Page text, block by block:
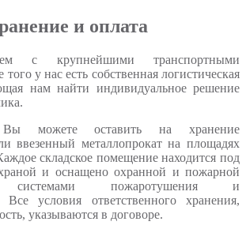
и оплата
с крупнейшими транспортными
у нас есть собственная логистическая
нам найти индивидуальное решение
можете оставить на хранение
ввезенный металлопрокат на площадях
складское помещение находится под
и оснащено охранной и пожарной
системами пожаротушения и
Все условия ответственного хранения,
указываются в договоре.